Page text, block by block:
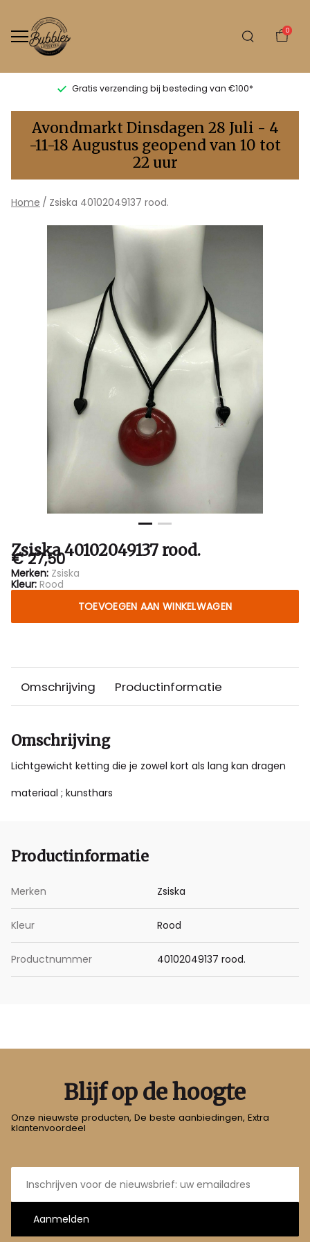
0
Gratis verzending bij besteding van €100*
40102049137
rood.
-
Bubbles
Sluis
Avondmarkt Dinsdagen 28 Juli - 4
-11-18 Augustus geopend van 10 tot
22 uur
Home Zsiska 40102049137 rood.
Zsiska 40102049137 rood.
€ 27,50
Merken: Zsiska
Kleur: Rood
TOEVOEGEN AAN WINKELWAGEN
Omschrijving Productinformatie
Omschrijving
Lichtgewicht ketting die je zowel kort als lang kan dragen
materiaal ; kunsthars
Productinformatie
Merken Zsiska
Kleur Rood
Productnummer 40102049137 rood.
Blijf op de hoogte
Onze nieuwste producten, De beste aanbiedingen, Extra
klantenvoordeel
E-
mailadres
Aanmelden